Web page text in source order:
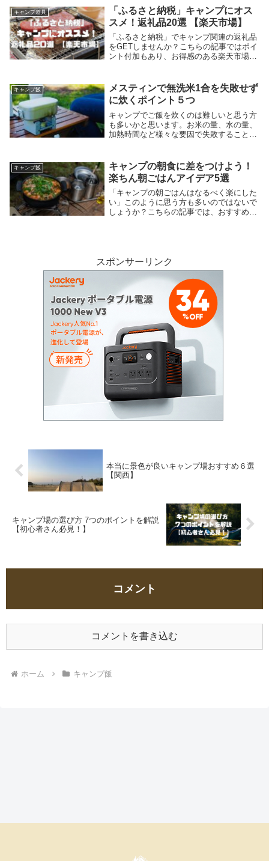
キャンプ道具
「ふるさと納税」キャンプにオス
スメ！返礼品20選 【楽天市場】
「ふるさと納税」でキャンプ関連の返礼品
をGETしませんか？こちらの記事ではポイ
ント付加もあり、お得感のある楽天市場か
と納税」返礼品でお得にキャンプを満喫し
ましょう。
キャンプ飯
メスティンで無洗米1合を失敗せず
に炊くポイント５つ
キャンプでご飯を炊くのは難しいと思う方
も多いかと思います。お米の量、水の量、
加熱時間など様々な要因で失敗すること
炊くポイントを5つご紹介します。
キャンプ飯
キャンプの朝食に差をつけよう！
楽ちん朝ごはんアイデア5選
「キャンプの朝ごはんはなるべく楽にした
い」このように思う方も多いのではないで
しょうか？こちらの記事では、おすすめの
スポンサーリンク
本当に景色が良いキャンプ場おすすめ６選
【関西】
キャンプ場の選び方 7つのポイントを解説
【初心者さん必見！】
コメント
コメントを書き込む
ホーム キャンプ飯